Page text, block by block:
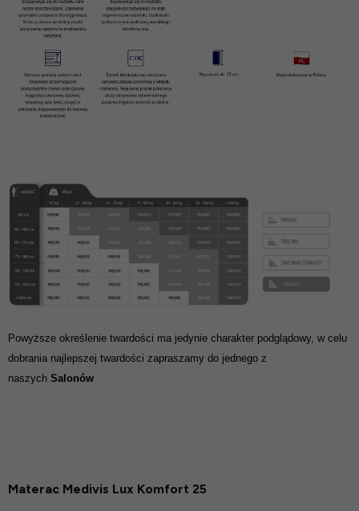
Powyższe określenie twardości ma jedynie charakter podglądowy, w celu
dobrania najlepszej twardości zapraszamy do jednego z
naszych Salonów
Materac Medivis Lux Komfort 25